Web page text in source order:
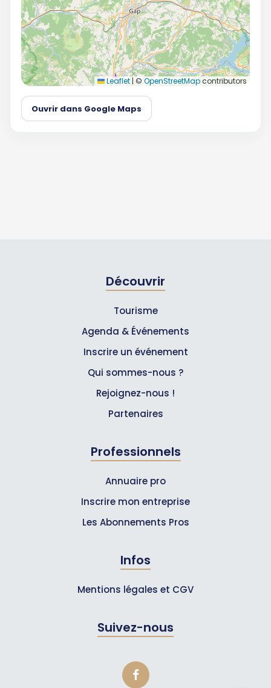
Leaflet | © OpenStreetMapcontributors
Ouvrir dans Google Maps
Découvrir
Tourisme
Agenda & Événements
Inscrire un événement
Qui sommes-nous ?
Rejoignez-nous !
Partenaires
Professionnels
Annuaire pro
Inscrire mon entreprise
Les Abonnements Pros
Infos
Mentions légales et CGV
Suivez-nous